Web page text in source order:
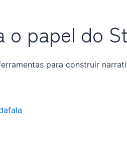
o papel do
para construir